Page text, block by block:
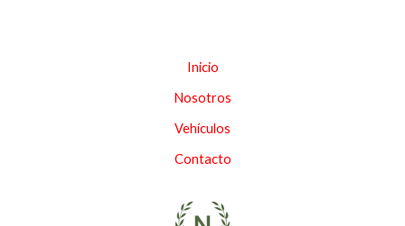
Inicio
Nosotros
Vehículos
Contacto